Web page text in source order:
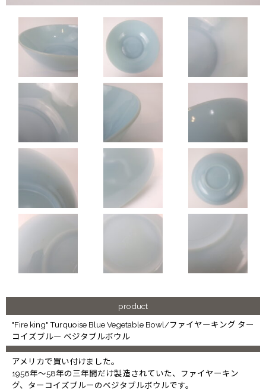
product
"Fire king" Turquoise Blue Vegetable Bowl/ファイヤーキング ター
コイズブルー ベジタブルボウル
アメリカで買い付けました。
1956年～58年の三年間だけ製造されていた、ファイヤーキン
グ、ターコイズブルーのベジタブルボウルです。